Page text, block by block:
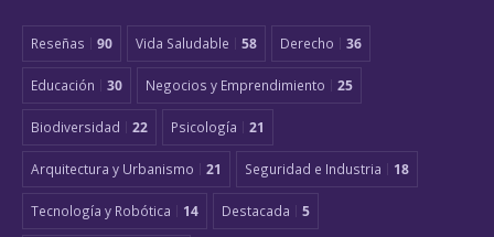
Reseñas 90 Vida Saludable 58 Derecho 36
Educación 30 Negocios y Emprendimiento 25
Biodiversidad 22 Psicología 21
Arquitectura y Urbanismo 21 Seguridad e Industria 18
Tecnología y Robótica 14 Destacada 5